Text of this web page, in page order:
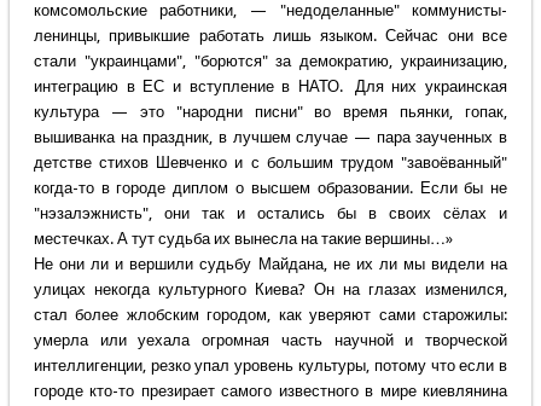
комсомольские работники, — "недоделанные" коммунисты-
ленинцы, привыкшие работать лишь языком. Сейчас они все
стали "украинцами", "борются" за демократию, украинизацию,
интеграцию в ЕС и вступление в НАТО. Для них украинская
культура — это "народни писни" во время пьянки, гопак,
вышиванка на праздник, в лучшем случае — пара заученных в
детстве стихов Шевченко и с большим трудом "завоёванный"
когда-то в городе диплом о высшем образовании. Если бы не
"нэзалэжнисть", они так и остались бы в своих сёлах и
местечках. А тут судьба их вынесла на такие вершины…»
Не они ли и вершили судьбу Майдана, не их ли мы видели на
улицах некогда культурного Киева? Он на глазах изменился,
стал более жлобским городом, как уверяют сами старожилы:
умерла или уехала огромная часть научной и творческой
интеллигенции, резко упал уровень культуры, потому что если в
городе кто-то презирает самого известного в мире киевлянина